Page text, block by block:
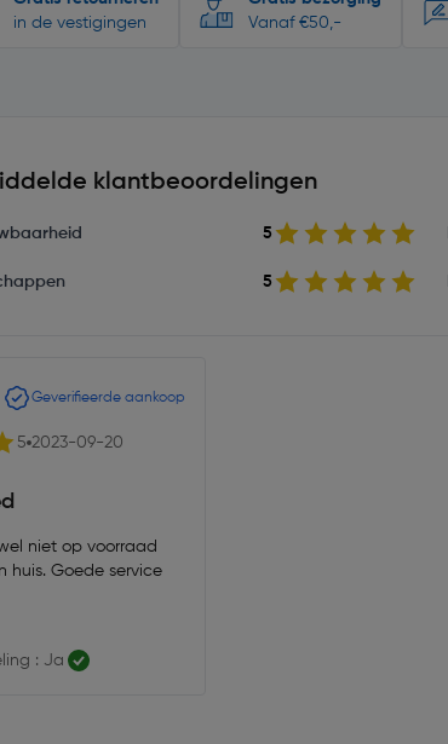
in de vestigingen
Vanaf €50,-
klantbeoordelingen
5
5
Geverifieerde aankoop
5 2023-09-20
niet op voorraad
huis. Goede service
: Ja